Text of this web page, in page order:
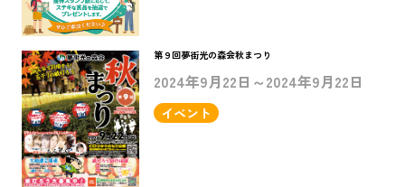
第９回夢街光の森会秋まつり
2024年9月22日～2024年9月22日
イベント